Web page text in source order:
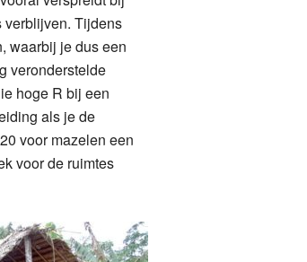
verblijven. Tijdens
waarbij je dus een
veronderstelde
hoge R bij een
als je de
voor mazelen een
voor de ruimtes